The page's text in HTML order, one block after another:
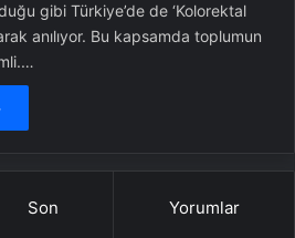
gibi Türkiye’de de ‘Kolorektal
anılıyor. Bu kapsamda toplumun
Son Yorumlar